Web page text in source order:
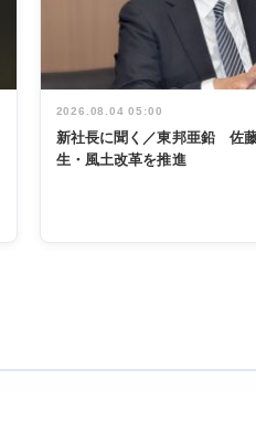
2026.08.04 05:00
新社長に聞く／東邦亜鉛 佐
生・風土改革を推進